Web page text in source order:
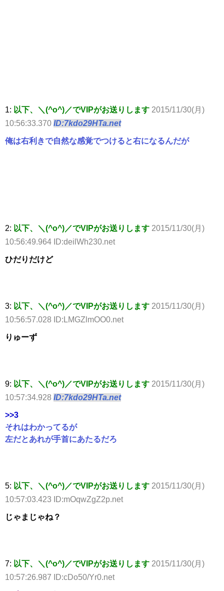
1: 以下、＼(^o^)／でVIPがお送りします 2015/11/30(月)
10:56:33.370 ID:7kdo29HTa.net
俺は右利きで自然な感覚でつけると右になるんだが
2: 以下、＼(^o^)／でVIPがお送りします 2015/11/30(月)
10:56:49.964 ID:deilWh230.net
ひだりだけど
3: 以下、＼(^o^)／でVIPがお送りします 2015/11/30(月)
10:56:57.028 ID:LMGZlmOO0.net
りゅーず
9: 以下、＼(^o^)／でVIPがお送りします 2015/11/30(月)
10:57:34.928 ID:7kdo29HTa.net
>>3
それはわかってるが
左だとあれが手首にあたるだろ
5: 以下、＼(^o^)／でVIPがお送りします 2015/11/30(月)
10:57:03.423 ID:mOqwZgZ2p.net
じゃまじゃね？
7: 以下、＼(^o^)／でVIPがお送りします 2015/11/30(月)
10:57:26.987 ID:cDo50/Yr0.net